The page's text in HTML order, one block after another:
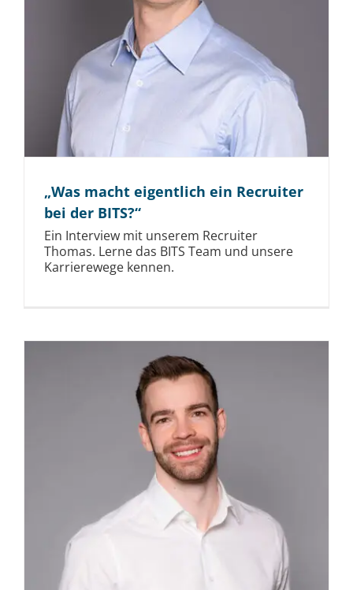
„Was macht eigentlich ein Recruiter
Ein Interview mit unserem Recruiter
Thomas. Lerne das BITS Team und unsere
Karrierewege kennen.